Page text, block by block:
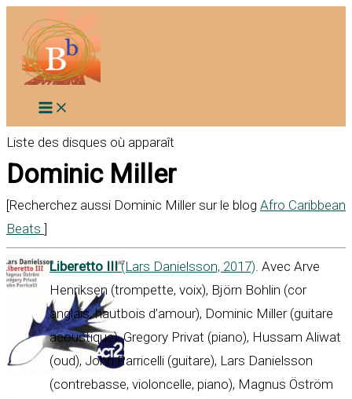
contenu
Liste des disques où apparaît
Dominic Miller
[Recherchez aussi Dominic Miller sur le blog Afro Caribbean
Beats ]
Liberetto III(Lars Danielsson, 2017). Avec Arve
Henriksen (trompette, voix), Björn Bohlin (cor
anglais, hautbois d’amour), Dominic Miller (guitare
acoustique), Gregory Privat (piano), Hussam Aliwat
(oud), John Parricelli (guitare), Lars Danielsson
(contrebasse, violoncelle, piano), Magnus Öström